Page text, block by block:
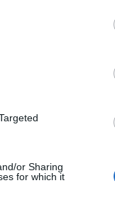
or Sharing
for which it
un
una
gruppo può